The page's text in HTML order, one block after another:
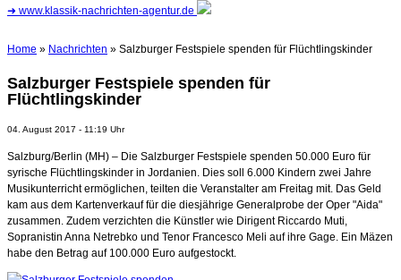
➜ www.klassik-nachrichten-agentur.de
Home » Nachrichten » Salzburger Festspiele spenden für Flüchtlingskinder
Salzburger Festspiele spenden für
Flüchtlingskinder
04. August 2017 - 11:19 Uhr
Salzburg/Berlin (MH) – Die Salzburger Festspiele spenden 50.000 Euro für
syrische Flüchtlingskinder in Jordanien. Dies soll 6.000 Kindern zwei Jahre
Musikunterricht ermöglichen, teilten die Veranstalter am Freitag mit. Das Geld
kam aus dem Kartenverkauf für die diesjährige Generalprobe der Oper "Aida"
zusammen. Zudem verzichten die Künstler wie Dirigent Riccardo Muti,
Sopranistin Anna Netrebko und Tenor Francesco Meli auf ihre Gage. Ein Mäzen
habe den Betrag auf 100.000 Euro aufgestockt.